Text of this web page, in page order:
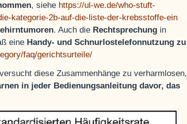
, siehe https://ul-we.de/who-stuft-
kategorie-2b-auf-die-liste-der-krebsstoffe-ein
. Auch die Rechtsprechung in
eine Handy- und Schnurlostelefonnutzung zu
faq/gerichtsurteile/
diese Zusammenhänge zu verharmlosen,
in jeder Bedienungsanleitung davor, das